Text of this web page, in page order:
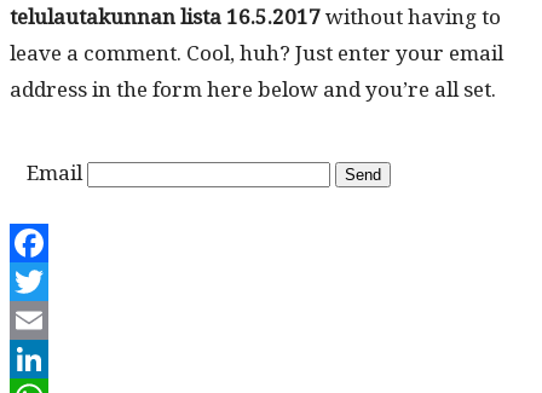
telu­lau­takun­nan lista 16.5.2017with­out hav­ing to
leave a com­ment. Cool, huh? Just enter your email
address in the form here below and you’re all set.
Email
Facebook
Twitter
Email